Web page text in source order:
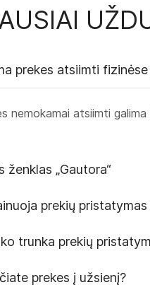
prekes atsiimti
nemokamai atsiimti
ženklas „Gautora“
prekių
trunka prekių
prekes į užsienį?